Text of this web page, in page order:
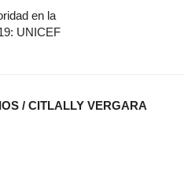
en la
UNICEF
/ CITLALLY VERGARA